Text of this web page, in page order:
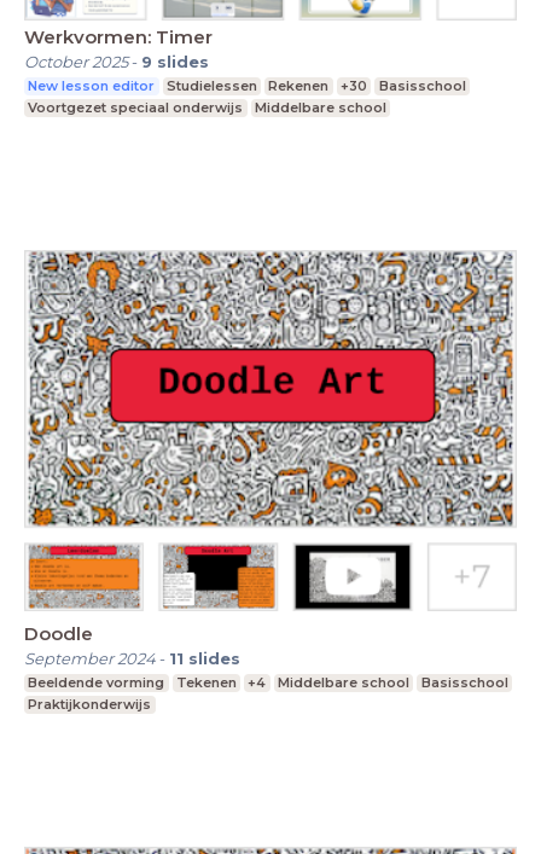
Werkvormen: Timer
October 2025- 9 slides
New lesson editor Studielessen Rekenen +30
Basisschool
Voortgezet speciaal onderwijs
Middelbare school
Doodle
September 2024- 11 slides
Beeldende vorming Tekenen +4 Middelbare school
Basisschool
Praktijkonderwijs